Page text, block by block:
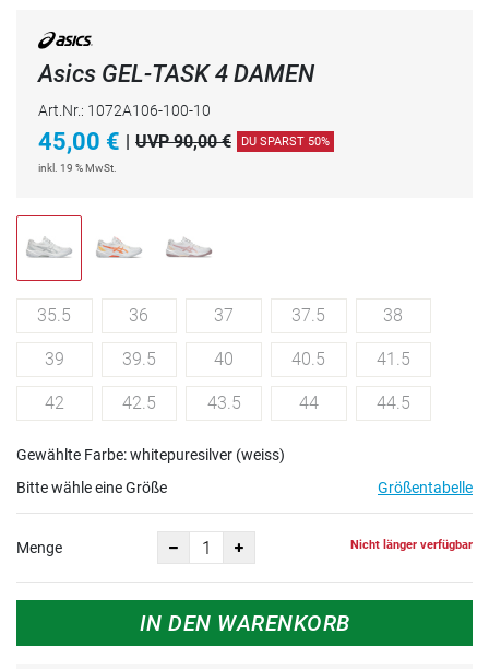
Asics GEL-TASK 4 DAMEN
Art.Nr.: 1072A106-100-10
45,00 € | UVP 90,00 € DU SPARST 50%
inkl. 19 % MwSt.
35.5 36 37 37.5 38
39 39.5 40 40.5 41.5
42 42.5 43.5 44 44.5
Gewählte Farbe: whitepuresilver (weiss)
Bitte wähle eine Größe
Größentabelle
Menge Nicht länger verfügbar
IN DEN WARENKORB